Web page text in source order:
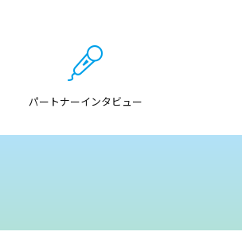
パートナーインタビュー